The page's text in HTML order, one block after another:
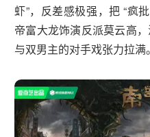
虾”，反差感极强，把 “疯
帝富大龙饰演反派莫云高
与双男主的对手戏张力拉满。